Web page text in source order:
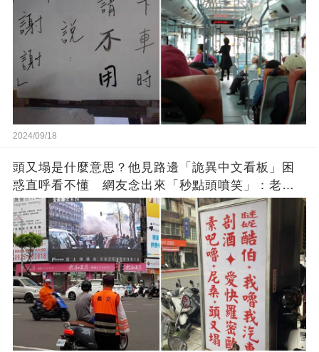
2024/09/18
頭又塌是什麼意思？他見路邊「詭異中文看板」困
惑直呼看不懂 網友念出來「秒點頭噴笑」：老一
輩的智慧